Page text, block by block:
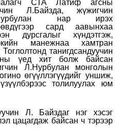
СТА Латиф агсны
Л.Байзда, жүжигчин
нар ирэх
сард аавынхаа
дурсгалыг хүндэтгэж,
манежнаа хамтран
танигдсандуучин
үед хит болж байсан
Л.Нурбулан монголын
өгүүллэгүүдийг уншиж,
толилуулах юм
Л. Байздаг нэг хэсэг
цацагдаж байсан ч тэрээр